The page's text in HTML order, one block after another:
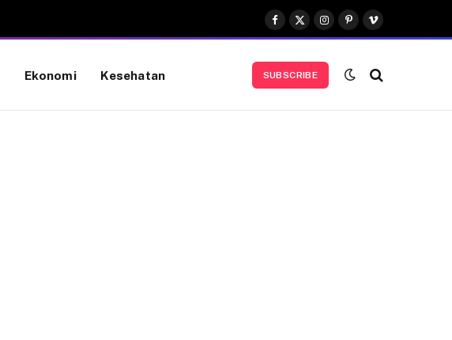
Facebook
X
(Twitter)
Instagram
Pinterest
Vimeo
Ekonomi Kesehatan SUBSCRIBE